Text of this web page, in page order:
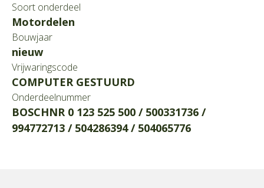
Soort onderdeel
Motordelen
Bouwjaar
nieuw
Vrijwaringscode
COMPUTER GESTUURD
Onderdeelnummer
BOSCHNR 0 123 525 500 / 500331736 /
994772713 / 504286394 / 504065776